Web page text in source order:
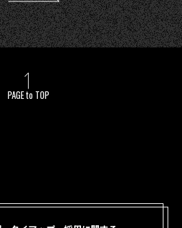
PAGE to TOP